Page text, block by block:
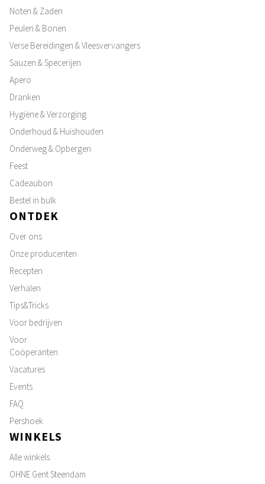
Noten & Zaden
Peulen & Bonen
Verse Bereidingen & Vleesvervangers
Sauzen & Specerijen
Apero
Dranken
Hygiëne & Verzorging
Onderhoud & Huishouden
Onderweg & Opbergen
Feest
Cadeaubon
Bestel in bulk
ONTDEK
Over ons
Onze producenten
Recepten
Verhalen
Tips&Tricks
Voor bedrijven
Voor
Coöperanten
Vacatures
Events
FAQ
Pershoek
WINKELS
Alle winkels
OHNE Gent Steendam